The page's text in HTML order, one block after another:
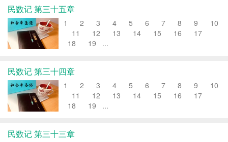
民数记 第三十五章
1 2 3 4 5 6 7 8 9 10
11 12 13 14 15 16 17
18 19 ...
民数记 第三十四章
1 2 3 4 5 6 7 8 9 10
11 12 13 14 15 16 17
18 19 ...
民数记 第三十三章